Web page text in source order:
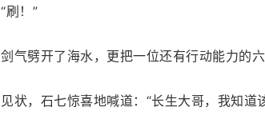
“刷！”
剑气劈开了海水，更把一位还有行动能力的六
见状，石七惊喜地喊道：“长生大哥，我知道